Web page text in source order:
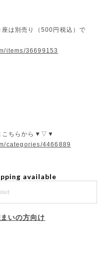
は別売り（500円税込）で
items/36699153
こちらから▼▽▼
categories/4466889
available
いの方向け